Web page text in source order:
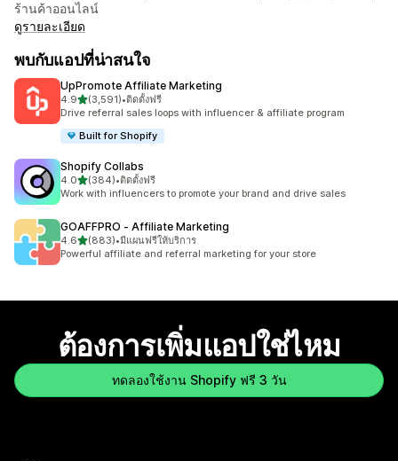
ร้านค้าออนไลน์
ดูรายละเอียด
พบกับแอปที่น่าสนใจ
UpPromote Affiliate Marketing
4.9เต็ม 5 ดาว
(3,591)
ทั้งหมด 3591 รีวิว
•ติดตั้งฟรี
Drive referral sales loops with influencer & affiliate program
Built for Shopify
Shopify Collabs
4.0เต็ม 5 ดาว
(384)
ทั้งหมด 384 รีวิว
•ติดตั้งฟรี
Work with influencers to promote your brand and drive sales
GOAFFPRO ‑ Affiliate Marketing
4.6เต็ม 5 ดาว
(883)
ทั้งหมด 883 รีวิว
•มีแผนฟรีให้บริการ
Powerful affiliate and referral marketing for your store
ต้องการเพิ่มแอปใช่ไหม
ทดลองใช้งาน Shopify ฟรี 3 วัน